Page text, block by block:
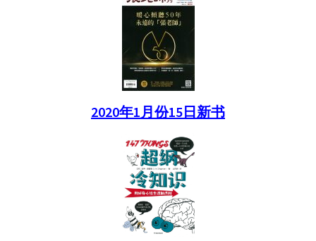
2020年1月份15日新书